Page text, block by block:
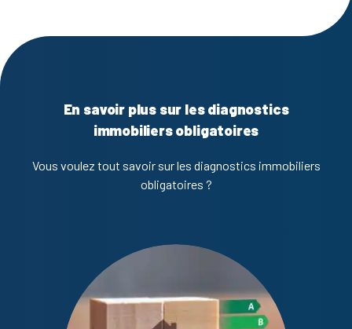
En savoir plus sur les diagnostics
immobiliers obligatoires
Vous voulez tout savoir sur les diagnostics immobiliers
obligatoires ?